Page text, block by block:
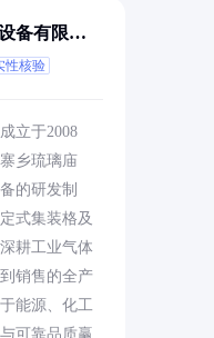
备有限公
性核验
立于2008
乡琉璃庙
的研发制
式集装格及
耕工业气体
销售的全产
能源、化工
可靠品质赢